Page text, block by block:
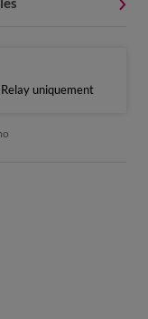
uniquement